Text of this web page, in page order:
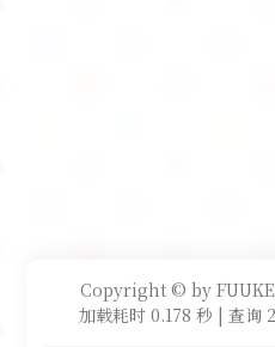
Copyright © by
加载耗时 0.178 秒 | 查询